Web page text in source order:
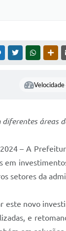
MESSENGER
TWITTERWHATSAPP
áreas
– A
em
setores da
este novo
e